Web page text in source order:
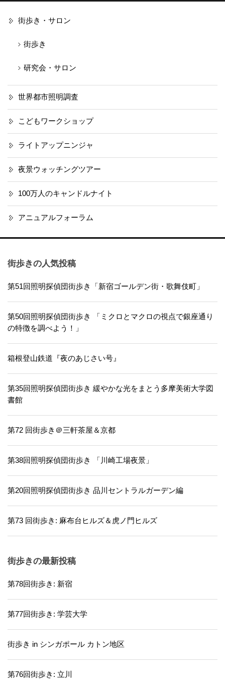
街歩き・サロン
街歩き
研究会・サロン
世界都市照明調査
こどもワークショップ
ライトアップニンジャ
夜景ウォッチングツアー
100万人のキャンドルナイト
アニュアルフォーラム
街歩きの人気投稿
第51回照明探偵団街歩き「新宿ゴールデン街・歌舞伎町」
第50回照明探偵団街歩き 「ミクロとマクロの視点で銀座通り
の特徴を調べよう！」
箱根登山鉄道『夜のあじさい号』
第35回照明探偵団街歩き 緩やかな光をまとう多摩美術大学図
書館
第72 回街歩き＠三軒茶屋＆京都
第38回照明探偵団街歩き 「川崎工場夜景」
第20回照明探偵団街歩き 品川セントラルガーデン編
第73 回街歩き: 麻布台ヒルズ＆虎ノ門ヒルズ
街歩きの最新投稿
第78回街歩き: 新宿
第77回街歩き: 学芸大学
街歩き in シンガポール カトン地区
第76回街歩き: 立川